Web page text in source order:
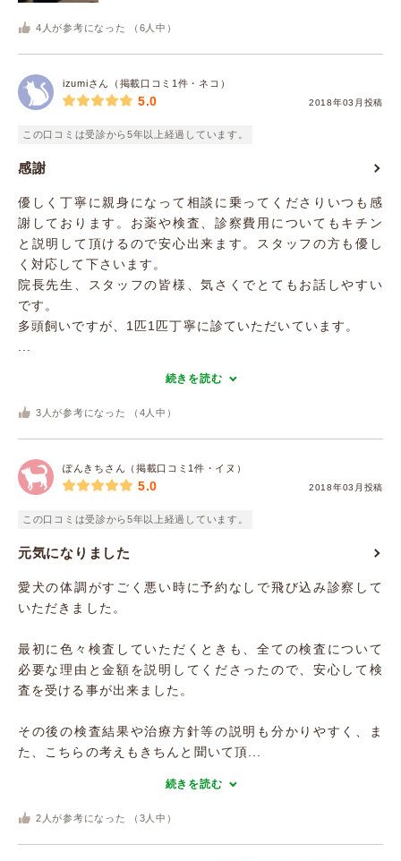
4 人が参考になった （ 6 人中）
izumiさん（掲載口コミ1件・ネコ）
2018年03月投稿
5.0
この口コミは受診から5年以上経過しています。
感謝
優しく丁寧に親身になって相談に乗ってくださりいつも感
謝しております。お薬や検査、診察費用についてもキチン
と説明して頂けるので安心出来ます。スタッフの方も優し
く対応して下さいます。
院長先生、スタッフの皆様、気さくでとてもお話しやすい
です。
多頭飼いですが、1匹1匹丁寧に診ていただいています。
続きを読む
3 人が参考になった （ 4 人中）
ぽんきちさん（掲載口コミ1件・イヌ）
2018年03月投稿
5.0
この口コミは受診から5年以上経過しています。
元気になりました
愛犬の体調がすごく悪い時に予約なしで飛び込み診察して
いただきました。
最初に色々検査していただくときも、全ての検査について
必要な理由と金額を説明してくださったので、安心して検
査を受ける事が出来ました。
その後の検査結果や治療方針等の説明も分かりやすく、ま
た、こちらの考えもきちんと聞いて頂...
続きを読む
2 人が参考になった （ 3 人中）